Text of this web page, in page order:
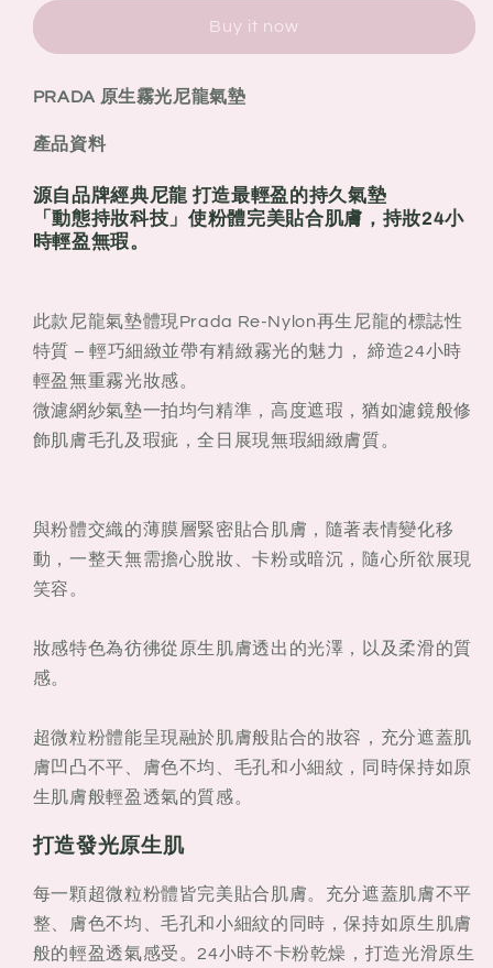
尼
龍
氣
墊
尼
墊
Buy it now
PRADA 原生霧光尼龍氣墊
產品資料
源自品牌經典尼龍 打造最輕盈的持久氣墊​
「動態持妝科技」使粉體完美貼合肌膚，持妝24小
時輕盈無瑕​​。
此款尼龍氣墊體現Prada Re-Nylon再生尼龍的標誌性
特質 – 輕巧細緻並帶有精緻霧光的魅力， 締造24小時
輕盈無重霧光妝感。
微濾網紗氣墊一拍均勻精準，高度遮瑕，猶如濾鏡般修
飾肌膚毛孔及瑕疵，全日展現無瑕細緻膚質。​
與粉體交織的薄膜層緊密貼合肌膚，隨著表情變化移
動，一整天無需擔心脫妝、卡粉或暗沉，隨心所欲展現
笑容。​
妝感特色為彷彿從原生肌膚透出的光澤，以及柔滑的質
感。​
超微粒粉體能呈現融於肌膚般貼合的妝容，充分遮蓋肌
膚凹凸不平、膚色不均、毛孔和小細紋，同時保持如原
生肌膚般輕盈透氣的質感。​
打造發光原生肌​
每一顆超微粒粉體皆完美貼合肌膚。充分遮蓋肌膚不平
整、膚色不均、毛孔和小細紋的同時，保持如原生肌膚
般的輕盈透氣感受。24小時不卡粉乾燥，打造光滑原生